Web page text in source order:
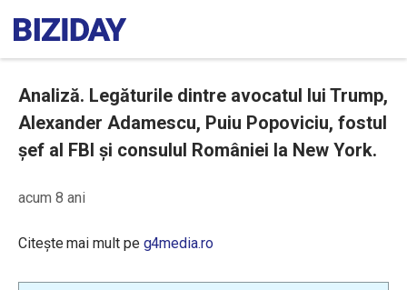
Analiză. Legăturile dintre avocatul lui Trump,
Alexander Adamescu, Puiu Popoviciu, fostul
șef al FBI și consulul României la New York.
acum 8 ani
Citește mai mult pe g4media.ro